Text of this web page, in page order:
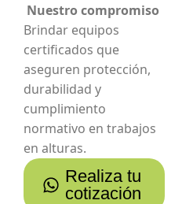
Nuestro compromiso
Brindar equipos
certificados que
aseguren protección,
durabilidad y
cumplimiento
normativo en trabajos
en alturas.
Realiza tu
cotización